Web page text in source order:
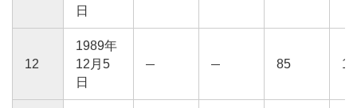
日
12
1989年
12月5
日
85 15